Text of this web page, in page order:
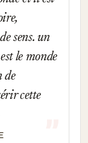
sens. un
le monde
de
cette